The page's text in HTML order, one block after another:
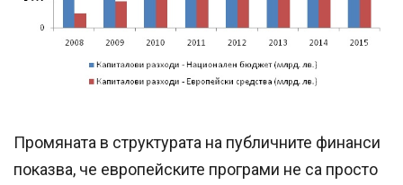
Промяната в структурата на публичните финанси
показва, че европейските програми не са просто